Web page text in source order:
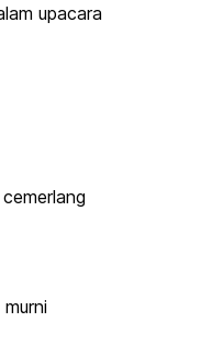
upacara